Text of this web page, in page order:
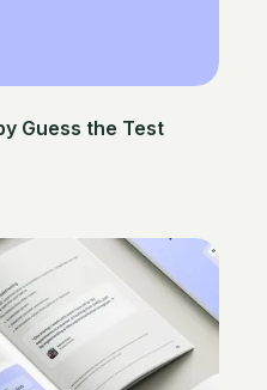
Guess the Test